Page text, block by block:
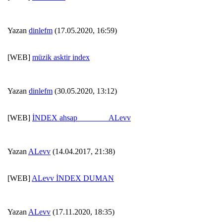
Yazan dinlefm (17.05.2020, 16:59)
[WEB] müzik asktir index
Yazan dinlefm (30.05.2020, 13:12)
[WEB] İNDEX ahsap _______ ALevv
Yazan ALevv (14.04.2017, 21:38)
[WEB] ALevv İNDEX DUMAN
Yazan ALevv (17.11.2020, 18:35)